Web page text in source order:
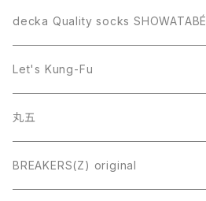
decka Quality socks SHOWATABÉ
Let's Kung-Fu
丸五
BREAKERS(Z) original